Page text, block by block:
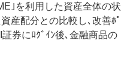
｣を利用した資産全体の状
産配分との比較し､改善ﾎﾟ
券にﾛｸﾞｲﾝ後､金融商品の